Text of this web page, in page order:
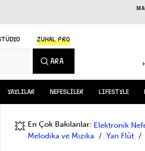
ZUHAL PRO
ARA
YAYLILAR NEFESLİLER LIFESTYLE
💥 En Çok Bakılanlar: Elektronik
Melodika ve Mızıka
Yan Flüt